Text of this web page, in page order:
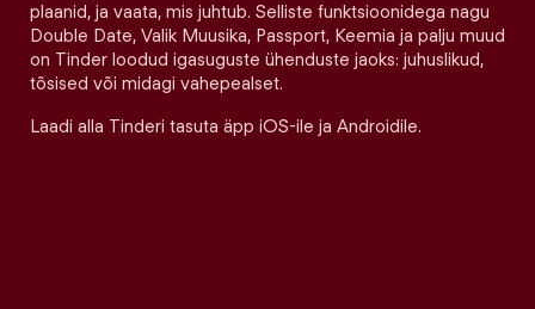
plaanid, ja vaata, mis juhtub. Selliste funktsioonidega nagu
Double Date, Valik Muusika, Passport, Keemia ja palju muud
on Tinder loodud igasuguste ühenduste jaoks: juhuslikud,
tõsised või midagi vahepealset.
Laadi alla Tinderi tasuta äpp iOS-ile ja Androidile.